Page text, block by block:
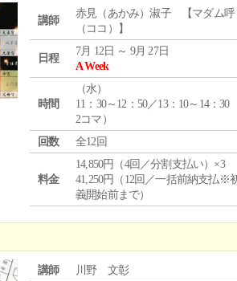
講師
赤見（あかみ）淑子 【マダム呼
（ココ）】
日程
7月 12日 ～ 9月 27日
A Week
時間
（水）
11：30～12：50／13：10～14：30
2コマ）
回数
全12回
料金
14,850円（4回／分割支払い）×3
41,250円（12回／一括前納支払※
義開始前まで）
講師 川野 文彰